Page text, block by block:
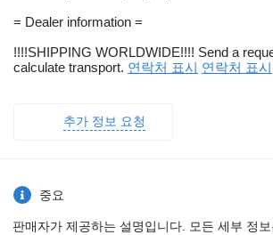
= Dealer information =
!!!!SHIPPING WORLDWIDE!!!! Send a
calculate transport. 연락처 표시 연락처 표시
추가 정보 요청
중요
판매자가 제공하는 설명입니다. 모든 세부 정